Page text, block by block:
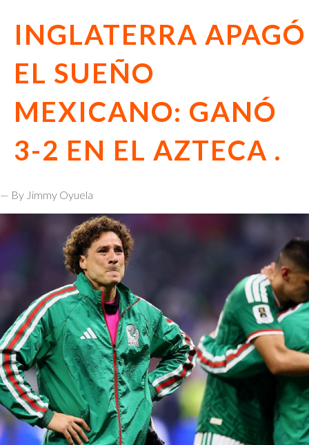
Noticias
INGLATERRA APAGÓ
EL SUEÑO
MEXICANO: GANÓ
3-2 EN EL AZTECA .
— By Jimmy Oyuela